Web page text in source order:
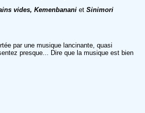
vides, Kemenbanani et Sinimori
par une musique lancinante, quasi
presque... Dire que la musique est bien